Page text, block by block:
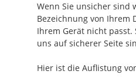
Wenn Sie unsicher sind
Bezeichnung von Ihrem
Ihrem Gerät nicht
uns auf sicherer Seite
Hier ist die Auflistung